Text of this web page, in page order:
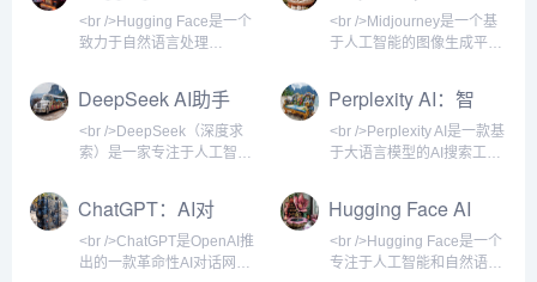
投资，加速技术研发。如
今，OpenAI已成为全球最
模型、DALL-E系列图像生
成模
机器之心不仅是一个新闻聚
合站，更是一个连接学术与
之心的内容体系丰富多元，
覆盖人工智
只需在浏览器中访问官网，
即可体验前沿的AI能力。平
速获取AI辅助。<br /><br />
<br />DeepAI的核心功能包
括文本生成、图像生成、图
可辅助写作、头脑风暴；
话，回答问题、撰写文章、
编写代码、翻译语言，甚至
ChatGPT在发布后迅速引爆
全球关注，上线五天注册用
户突破一百万，两个月后月
<br /><br /><br /
平台介绍
<br />Hugging Face是一个
致力于自然语言处理
享的开源社区与平台。它提
供海量的预训练模型、数据
集和演示应用，让开发者能
够快速构建、训练和部署AI
上传自己的模型、下载他人
的成果，并通过
Transformers库轻松调用各
画网站
<br />Midjourney是一个基
于人工智能的图像生成平
即可创作出高质量的数字艺
术作品。它由独立研究实验
室Midjourney, Inc.开发，成
立于2021年，总部位于美国
用户无需安装专门客户端，
即可在Discord服务器中调
用指令生成图像。<br /><br
DeepSeek AI助手
<br />DeepSeek（深度求
索）是一家专注于人工智能
官方网站提供了AI对话助
手、API接口及开源模型下
载等服务。作为国内领先的
AI技术平台，DeepSeek以
Perplexity AI：智
能搜索新纪元
<br />Perplexity AI是一款基
于大语言模型的AI搜索工
直接给出简洁、准确的答
案，并附上引用来源。用户
可以用自然语言提问，系统
ChatGPT：AI对
话助手
<br />ChatGPT是OpenAI推
出的一款革命性AI对话网
Hugging Face AI
网站简介
<br />Hugging Face是一个
专注于人工智能和自然语言